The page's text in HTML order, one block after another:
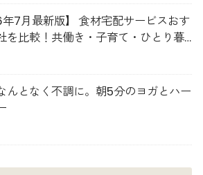
年7月最新版】 食材宅配サービスおす
を比較！共働き・子育て・ひとり暮
んとなく不調に。朝5分のヨガとハー